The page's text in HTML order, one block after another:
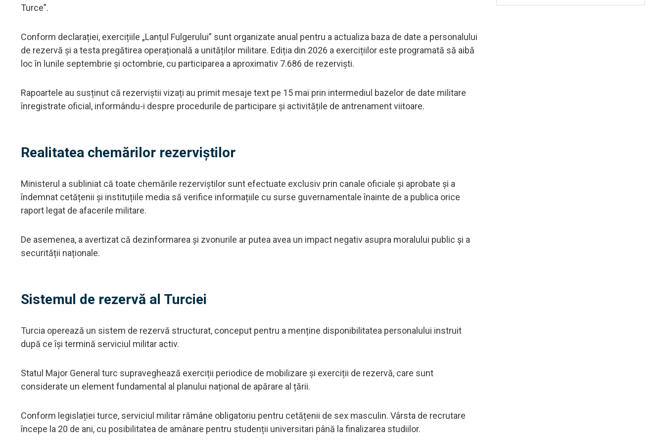
Turce”.
Conform declarației, exercițiile „Lanțul Fulgerului” sunt organizate anual pentru a actualiza baza de date a personalului
de rezervă și a testa pregătirea operațională a unităților militare. Ediția din 2026 a exercițiilor este programată să aibă
loc în lunile septembrie și octombrie, cu participarea a aproximativ 7.686 de rezerviști.
Rapoartele au susținut că rezerviștii vizați au primit mesaje text pe 15 mai prin intermediul bazelor de date militare
înregistrate oficial, informându-i despre procedurile de participare și activitățile de antrenament viitoare.
Realitatea chemărilor rezerviștilor
Ministerul a subliniat că toate chemările rezerviștilor sunt efectuate exclusiv prin canale oficiale și aprobate și a
îndemnat cetățenii și instituțiile media să verifice informațiile cu surse guvernamentale înainte de a publica orice
raport legat de afacerile militare.
De asemenea, a avertizat că dezinformarea și zvonurile ar putea avea un impact negativ asupra moralului public și a
securității naționale.
Sistemul de rezervă al Turciei
Turcia operează un sistem de rezervă structurat, conceput pentru a menține disponibilitatea personalului instruit
după ce își termină serviciul militar activ.
Statul Major General turc supraveghează exerciții periodice de mobilizare și exerciții de rezervă, care sunt
considerate un element fundamental al planului național de apărare al țării.
Conform legislației turce, serviciul militar rămâne obligatoriu pentru cetățenii de sex masculin. Vârsta de recrutare
începe la 20 de ani, cu posibilitatea de amânare pentru studenții universitari până la finalizarea studiilor.